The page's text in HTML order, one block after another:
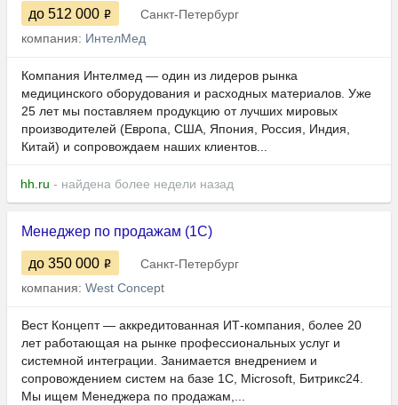
до 512 000
Санкт-Петербург
компания: ИнтелМед
Компания Интелмед — один из лидеров рынка
медицинского оборудования и расходных материалов. Уже
25 лет мы поставляем продукцию от лучших мировых
производителей (Европа, США, Япония, Россия, Индия,
Китай) и сопровождаем наших клиентов...
hh.ru - найдена более недели назад
Менеджер по продажам (1С)
до 350 000
Санкт-Петербург
компания: West Concept
Вест Концепт — аккредитованная ИТ-компания, более 20
лет работающая на рынке профессиональных услуг и
системной интеграции. Занимается внедрением и
сопровождением систем на базе 1С, Microsoft, Битрикс24.
Мы ищем Менеджера по продажам,...